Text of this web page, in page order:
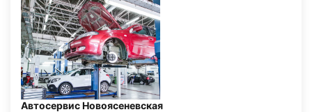
Автосервис Новоясеневская